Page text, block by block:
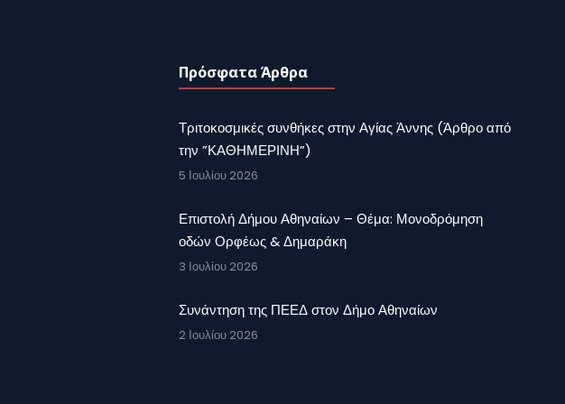
Πρόσφατα Άρθρα
Τριτοκοσμικές συνθήκες στην Αγίας Άννης (Άρθρο από
την ”ΚΑΘΗΜΕΡΙΝΗ”)
5 Ιουλίου 2026
Επιστολή Δήμου Αθηναίων – Θέμα: Μονοδρόμηση
οδών Ορφέως & Δημαράκη
3 Ιουλίου 2026
Συνάντηση της ΠΕΕΔ στον Δήμο Αθηναίων
2 Ιουλίου 2026